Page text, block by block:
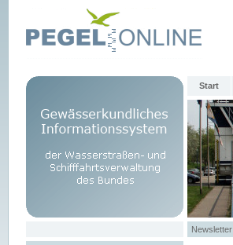
Start
Newsletter